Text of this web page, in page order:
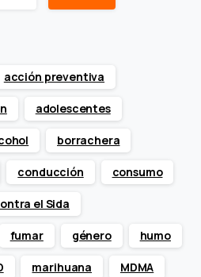
acción preventiva
adolescentes
borrachera
conducción consumo
el Sida
fumar género humo
marihuana MDMA